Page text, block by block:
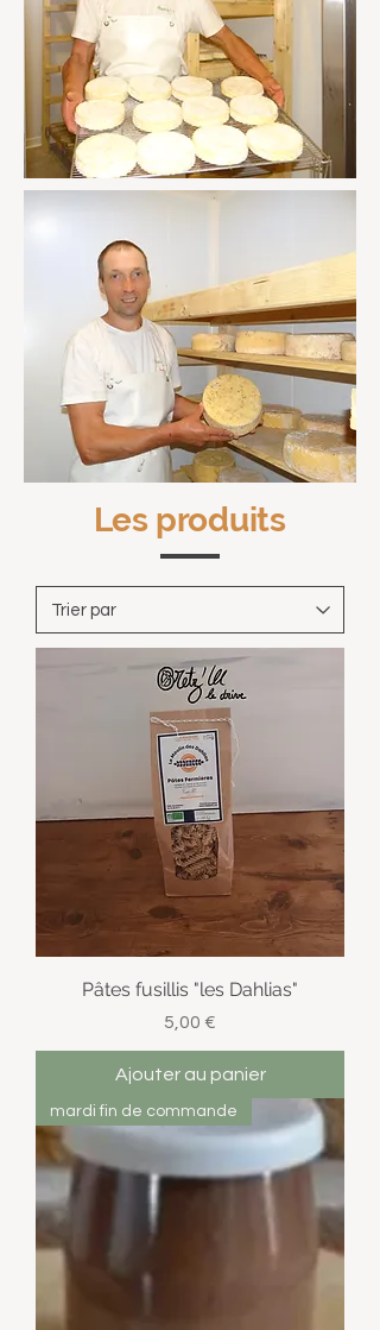
Les produits
Pâtes fusillis "les Dahlias"
Prix
5,00 €
Ajouter au panier
mardi fin de commande